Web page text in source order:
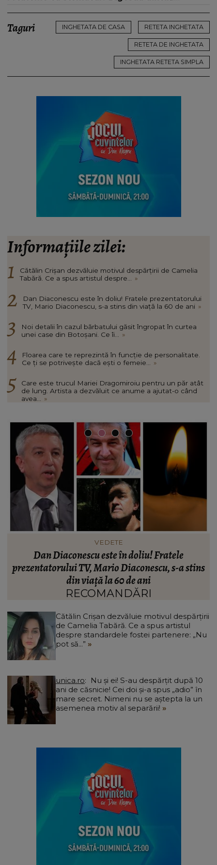
Taguri INGHETATA DE CASA RETETA INGHETATA
RETETA DE INGHETATA
INGHETATA RETETA SIMPLA
Informațiile zilei:
Cătălin Crișan dezvăluie motivul despărțirii de Camelia
Tabără. Ce a spus artistul despre...
»
Dan Diaconescu este în doliu! Fratele prezentatorului
TV, Mario Diaconescu, s-a stins din viață la 60 de ani »
Noi detalii în cazul bărbatului găsit îngropat în curtea
unei case din Botoșani. Ce îi...
»
Floarea care te reprezintă în funcție de personalitate.
Ce ți se potrivește dacă ești o femeie...
»
Care este trucul Mariei Dragomiroiu pentru un păr atât
de lung. Artista a dezvăluit ce anume a ajutat-o când
avea...
»
INFORMATIILE ZILEI
Noi detalii în cazul bărbatului găsit îngropat în
curtea unei case din Botoșani. Ce îi mărturisise
fiului său înainte să dispară: „Așa a fost găsit
cadavrul!”
RECOMANDĂRI
Cătălin Crișan dezvăluie motivul despărțirii
de Camelia Tabără. Ce a spus artistul
despre standardele fostei partenere: „Nu
pot să...”
unica.ro
ani de căsnicie! Cei doi și-a spus „adio” în
mare secret. Nimeni nu se aștepta la un
asemenea motiv al separării!